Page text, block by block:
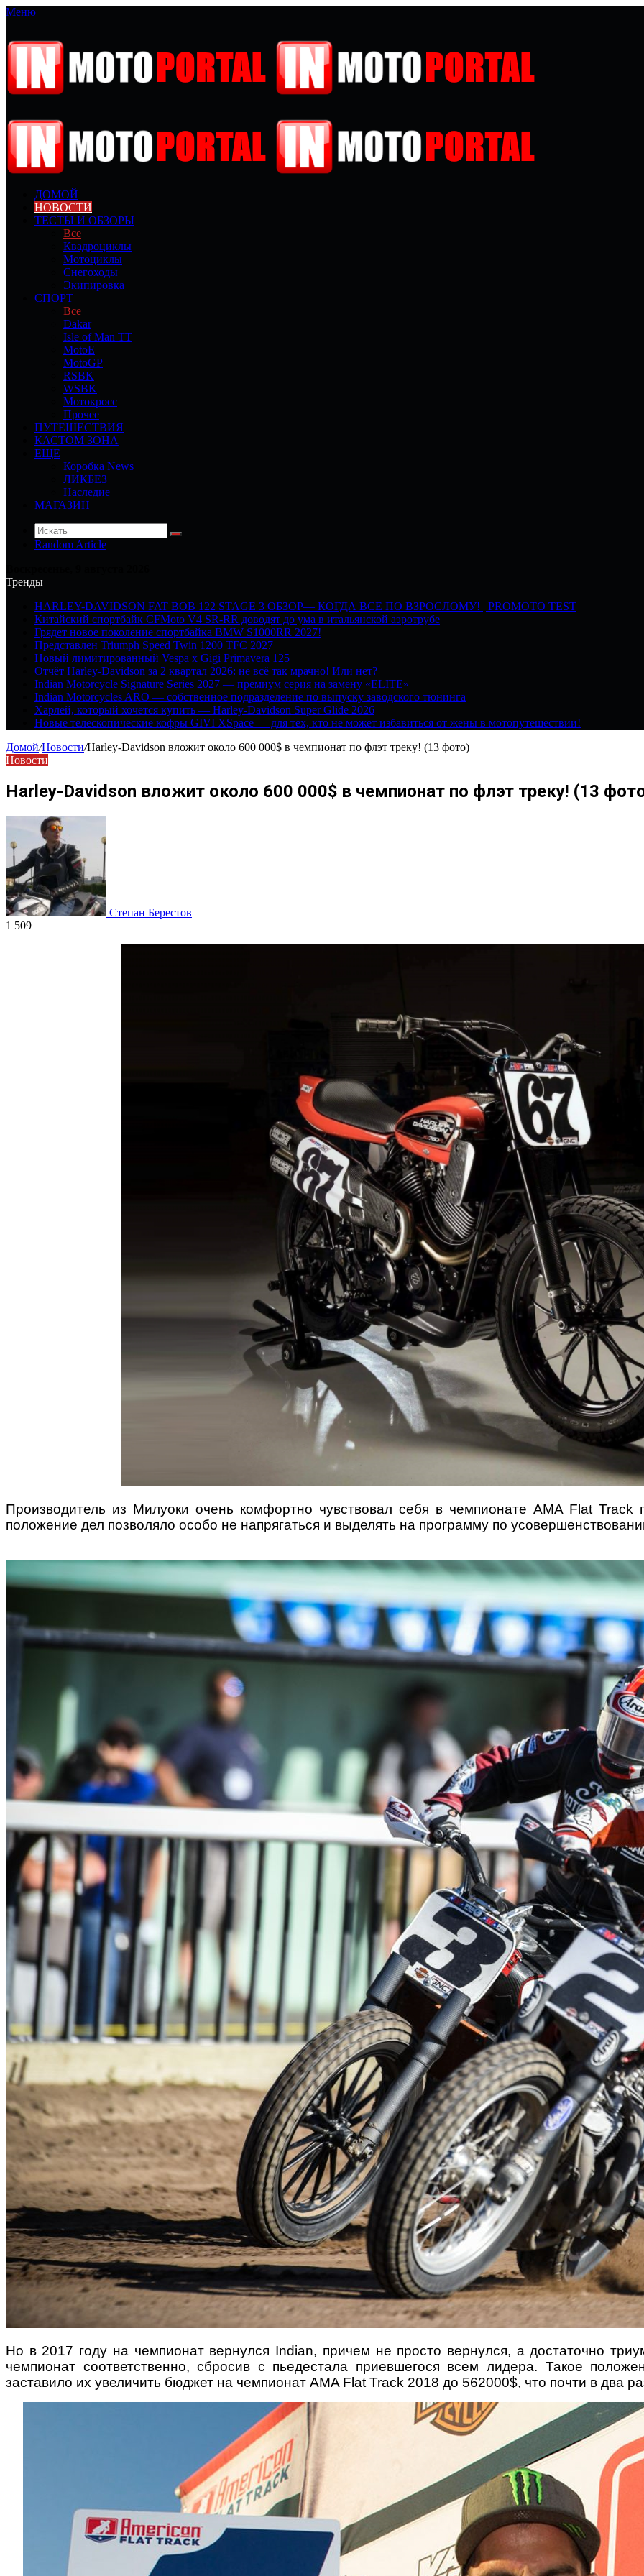
Меню
ДОМОЙ
НОВОСТИ
ТЕСТЫ И ОБЗОРЫ
Все
Квадроциклы
Мотоциклы
Снегоходы
Экипировка
СПОРТ
Все
Dakar
Isle of Man TT
MotoE
MotoGP
RSBK
WSBK
Мотокросс
Прочее
ПУТЕШЕСТВИЯ
КАСТОМ ЗОНА
ЕЩЕ
Коробка News
ЛИКБЕЗ
Наследие
МАГАЗИН
Random Article
Тренды
HARLEY-DAVIDSON FAT BOB 122 STAGE 3 ОБЗОР— КОГДА ВСЕ ПО ВЗРОСЛОМУ! | PROMOTO TEST
Китайский спортбайк CFMoto V4 SR-RR доводят до ума в итальянской аэротрубе
Грядет новое поколение спортбайка BMW S1000RR 2027!
Представлен Triumph Speed Twin 1200 TFC 2027
Новый лимитированный Vespa x Gigi Primavera 125
Отчёт Harley-Davidson за 2 квартал 2026: не всё так мрачно! Или нет?
Indian Motorcycle Signature Series 2027 — премиум серия на замену «ELITE»
Indian Motorcycles ARO — собственное подразделение по выпуску заводского тюнинга
Харлей, который хочется купить — Harley-Davidson Super Glide 2026
Новые телескопические кофры GIVI XSpace — для тех, кто не может избавиться от жены в мотопутешествии!
Домой/Новости/Harley-Davidson вложит около 600 000$ в чемпионат по флэт треку! (13 фото)
Новости
Harley-Davidson вложит около 600 000$ в чемпионат по флэт треку! (13
Степан Берестов
1 509
Производитель из Милуоки очень комфортно чувствовал себя в чемпионате AMA Flat Track
положение дел позволяло особо не напрягаться и выделять на программу по
Но в 2017 году на чемпионат вернулся Indian, причем не просто вернулся, а достаточно
чемпионат соответственно, сбросив с пьедестала приевшегося всем лидера. Такое
заставило их увеличить бюджет на чемпионат AMA Flat Track 2018 до 562000$, что почти в два